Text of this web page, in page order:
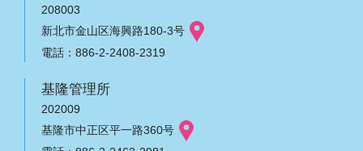
208003
新北市金山区海興路180-3号
電話：886-2-2408-2319
基隆管理所
202009
基隆市中正区平一路360号